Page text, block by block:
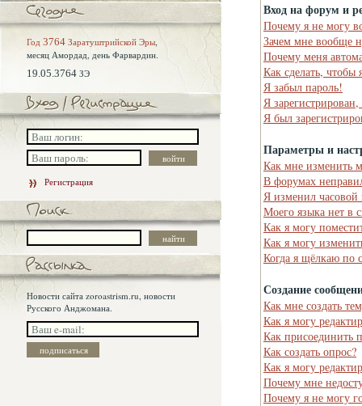
Год 3764 Заратуштрийской Эры,
месяц Амордад, день Фарвардин.
19.05.3764 ЗЭ
Регистрация
Новости сайта zoroastrism.ru, новости
Русского Анджомана.
Вход на форум и
Почему я не могу
Зачем мне вообще
Почему меня
Как сделать, чтобы
Я забыл пароль!
Я
Я был
Параметры и
Как мне изменить
В форумах
Я изменил часовой
Моего языка нет в
Как я могу
Как я могу
Когда я щёлкаю по
Создание
Как мне создать
Как я могу
Как присоединить
Как создать опрос?
Как я могу
Почему мне
Почему я не могу